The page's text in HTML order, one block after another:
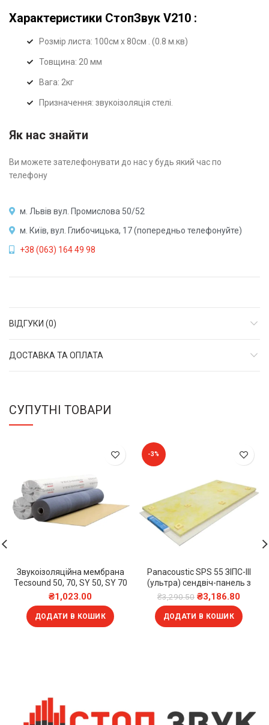
Характеристики СтопЗвук V210 :
Розмір листа: 100см х 80см . (0.8 м.кв)
Товщина: 20 мм
Вага: 2кг
Призначення: звукоізоляція стелі.
Як нас знайти
Ви можете зателефонувати до нас у будь який час по
телефону
м. Львів вул. Промислова 50/52
м. Київ, вул. Глибочицька, 17 (попередньо телефонуйте)
+38 (063) 164 49 98
ВІДГУКИ (0)
ДОСТАВКА ТА ОПЛАТА
СУПУТНІ ТОВАРИ
Звукоізоляційна мембрана
Tecsound 50, 70, SY 50, SY 70
₴1,023.00
ДОДАТИ В КОШИК
-3%
Panacoustic SPS 55 ЗІПС-III
(ультра) сендвіч-панель з
комплектом кріплення
₴3,290.50 ₴3,186.80
ДОДАТИ В КОШИК